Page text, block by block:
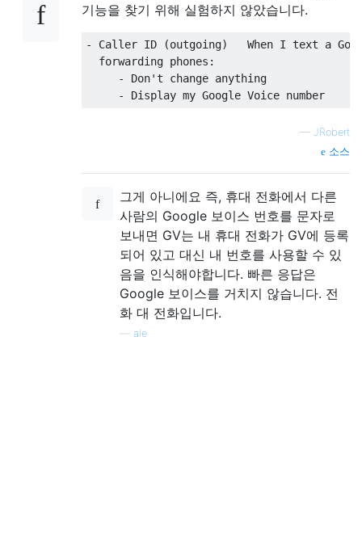
기능을 찾기 위해 실험하지 않았습니다.
- Caller ID (outgoing)   When I text a
  forwarding phones:
     - Don't change anything
— JRobert
소스
그게 아니에요 즉, 휴대 전화에서 다른
사람의 Google 보이스 번호를 문자로
보내면 GV는 내 휴대 전화가 GV에 등록
되어 있고 대신 내 번호를 사용할 수 있
음을 인식해야합니다. 빠른 응답은
Google 보이스를 거치지 않습니다. 전
화 대 전화입니다.
ale